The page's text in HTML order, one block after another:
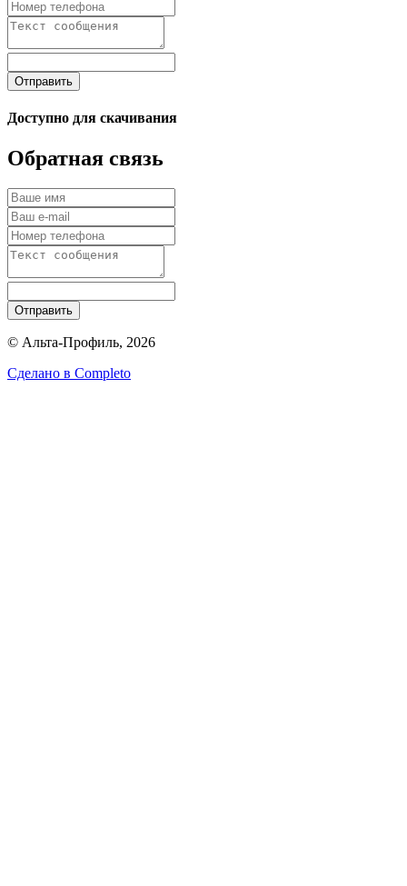
Отправить
Доступно для скачивания
Обратная связь
Отправить
© Альта-Профиль, 2026
Сделано в Completo